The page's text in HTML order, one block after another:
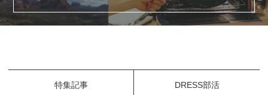
特集記事 DRESS部活